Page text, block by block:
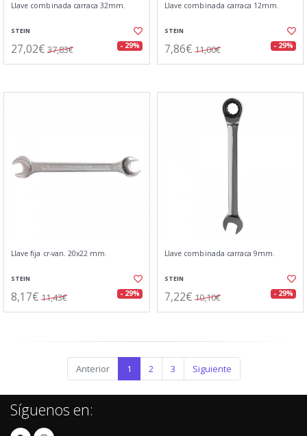
Llave combinada carraca 32mm.
STEIN
27,02€ 37,83€ - 29%
Llave combinada carraca 12mm.
STEIN
7,86€ 11,00€ - 29%
Llave fija cr-van. 20x22 mm.
STEIN
8,17€ 11,43€ - 29%
Llave combinada carraca 9mm.
STEIN
7,22€ 10,10€ - 29%
Anterior 1 2 3 Siguiente
Síguenos en: